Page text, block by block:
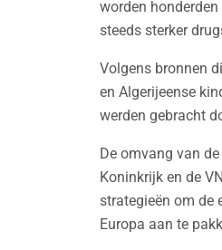
worden
steeds sterker
Volgens bronnen
en Algerijeense
werden gebracht
De omvang van
Koninkrijk en de
strategieën om de
Europa aan te